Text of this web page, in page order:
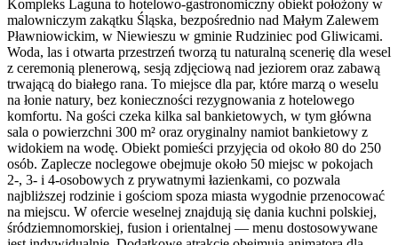
Kompleks Laguna to hotelowo-gastronomiczny obiekt położony w
malowniczym zakątku Śląska, bezpośrednio nad Małym Zalewem
Pławniowickim, w Niewieszu w gminie Rudziniec pod Gliwicami.
Woda, las i otwarta przestrzeń tworzą tu naturalną scenerię dla wesel
z ceremonią plenerową, sesją zdjęciową nad jeziorem oraz zabawą
trwającą do białego rana. To miejsce dla par, które marzą o weselu
na łonie natury, bez konieczności rezygnowania z hotelowego
komfortu. Na gości czeka kilka sal bankietowych, w tym główna
sala o powierzchni 300 m² oraz oryginalny namiot bankietowy z
widokiem na wodę. Obiekt pomieści przyjęcia od około 80 do 250
osób. Zaplecze noclegowe obejmuje około 50 miejsc w pokojach
2-, 3- i 4-osobowych z prywatnymi łazienkami, co pozwala
najbliższej rodzinie i gościom spoza miasta wygodnie przenocować
na miejscu. W ofercie weselnej znajdują się dania kuchni polskiej,
śródziemnomorskiej, fusion i orientalnej — menu dostosowywane